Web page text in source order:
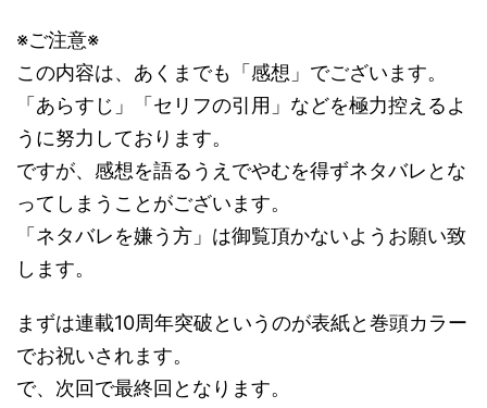
※ご注意※
この内容は、あくまでも「感想」でございます。
「あらすじ」「セリフの引用」などを極力控えるよ
うに努力しております。
ですが、感想を語るうえでやむを得ずネタバレとな
ってしまうことがございます。
「ネタバレを嫌う方」は御覧頂かないようお願い致
します。
まずは連載10周年突破というのが表紙と巻頭カラー
でお祝いされます。
で、次回で最終回となります。